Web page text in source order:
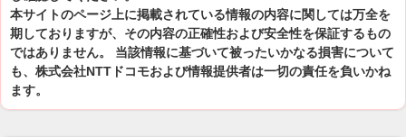
本サイトのページ上に掲載されている情報の内容に関しては万全を
期しておりますが、その内容の正確性および安全性を保証するもの
ではありません。 当該情報に基づいて被ったいかなる損害について
も、株式会社NTTドコモおよび情報提供者は一切の責任を負いかね
ます。